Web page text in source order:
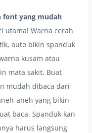
font yang mudah
utama! Warna cerah
auto bikin spanduk
kusam atau
mata sakit. Buat
mudah dibaca dari
aneh yang bikin
baca. Spanduk kan
harus langsung